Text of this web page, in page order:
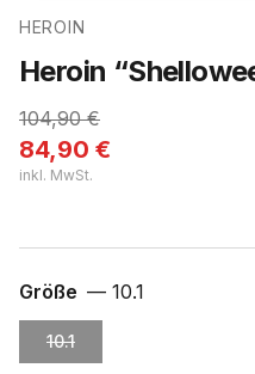
HEROIN
Heroin
104,90€
84,90 €
inkl. MwSt.
Größe — 10.1
10.1